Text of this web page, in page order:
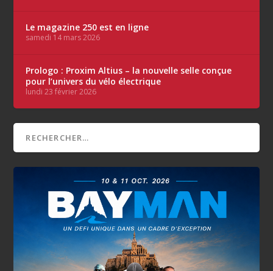
Le magazine 250 est en ligne
samedi 14 mars 2026
Prologo : Proxim Altius – la nouvelle selle conçue
pour l’univers du vélo électrique
lundi 23 février 2026